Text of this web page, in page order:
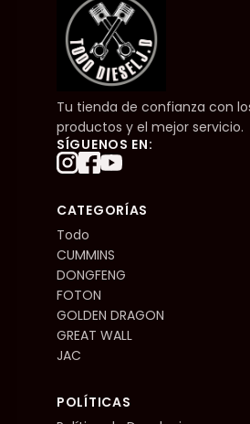
Tu tienda de confianza con
productos y el mejor servicio.
SÍGUENOS EN:
CATEGORÍAS
Todo
CUMMINS
DONGFENG
FOTON
GOLDEN DRAGON
GREAT WALL
JAC
POLÍTICAS